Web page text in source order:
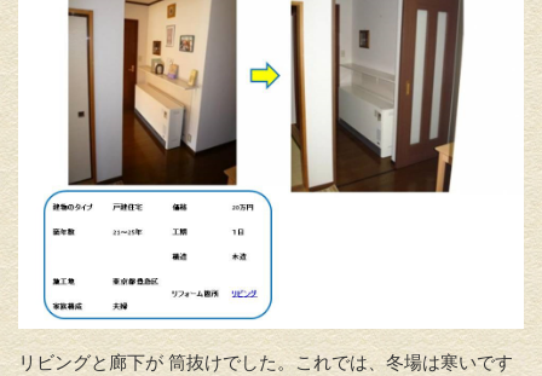
リビングと廊下が 筒抜けでした。これでは、冬場は寒いです